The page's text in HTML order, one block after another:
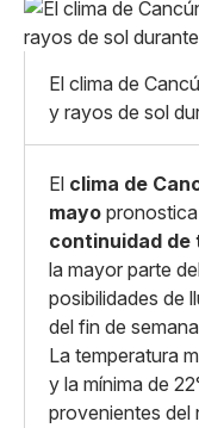
Linkedin
X
Whatsapp
Copiar enlace
El clima de
y rayos de sol
El clima de
mayo pronostica
continuidad
la mayor parte
posibilidades de
del fin de
La temperatura
y la mínima de
provenientes del